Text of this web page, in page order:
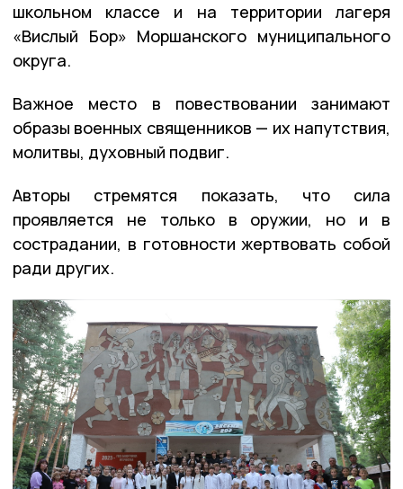
школьном классе и на территории лагеря
«Вислый Бор» Моршанского муниципального
округа.
Важное место в повествовании занимают
образы военных священников — их напутствия,
молитвы, духовный подвиг.
Авторы стремятся показать, что сила
проявляется не только в оружии, но и в
сострадании, в готовности жертвовать собой
ради других.